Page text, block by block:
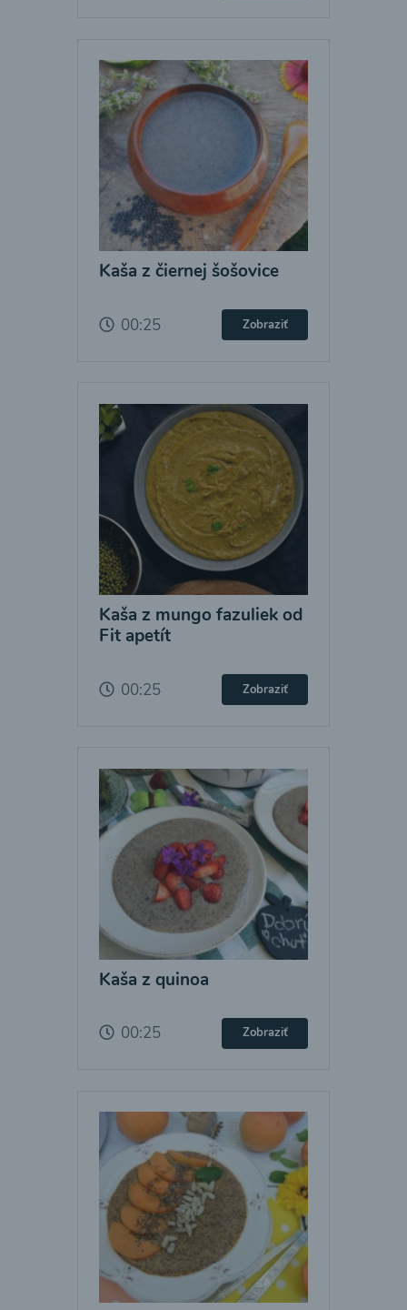
Kaša z čiernej šošovice
00:25 Zobraziť
Kaša z mungo fazuliek od
Fit apetít
00:25 Zobraziť
Kaša z quinoa
00:25 Zobraziť